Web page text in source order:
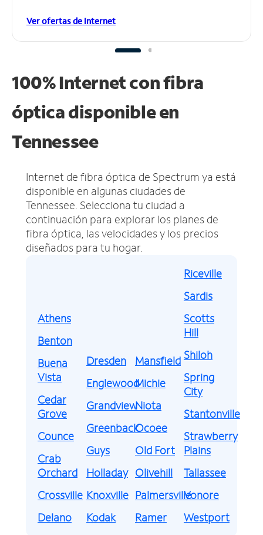
Ver ofertas de Internet
100% Internet con fibra
óptica disponible en
Tennessee
Internet de fibra óptica de Spectrum ya está
disponible en algunas ciudades de
Tennessee. Selecciona tu ciudad a
continuación para explorar los planes de
fibra óptica, las velocidades y los precios
diseñados para tu hogar.
Athens
Benton
Buena
Vista
Cedar
Grove
Counce
Crab
Orchard
Crossville
Delano
Dresden
Englewood
Grandview
Greenback
Guys
Holladay
Knoxville
Kodak
Mansfield
Michie
Niota
Ocoee
Old Fort
Olivehill
Palmersville
Ramer
Riceville
Sardis
Scotts
Hill
Shiloh
Spring
City
Stantonville
Strawberry
Plains
Tallassee
Vonore
Westport